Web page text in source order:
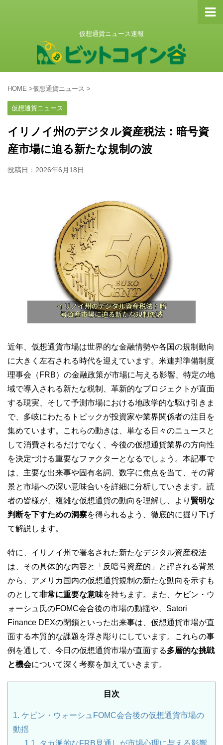
仮想通貨ニュース速報
HOME >仮想通貨ニュース >
仮想通貨ニュース
イリノイ州のデジタル資産税法：暗号資
産市場に迫る新たな規制の波
投稿日： 2026年6月18日
近年、仮想通貨市場は世界的な金融情勢や各国の規制動向
に大きく左右される時代を迎えています。米連邦準備制度
理事会（FRB）の金融政策が市場に与える影響、特定の地
域で導入される新たな税制、革新的なプロジェクトが直面
する現実、そして予測市場における地政学的な駆け引きま
で、多岐にわたるトピックが投資家や業界関係者の注目を
集めています。これらの動きは、単なる日々のニュースと
して消費されるだけでなく、今後の仮想通貨業界の方向性
を決定づける重要なファクターとなるでしょう。本記事で
は、主要な出来事や固有名詞、数字に焦点を当て、その背
景と市場への深い意味合いを詳細に分析していきます。読
者の皆様が、複雑な仮想通貨の動向を理解し、より 賢明な
判断を下すための洞察を得られるよう、徹底的に掘り下げ
て解説します。
特に、イリノイ州で署名された新たなデジタル資産税法
は、その具体的な内容と「反暗号資産的」と評される背景
から、アメリカ国内の仮想通貨規制の新たな動向を示すも
のとして非常に重要な意味を持ちます。また、ケビン・ウ
ォーシュ氏のFOMC会合後の市場の動揺や、Satori
Finance DEXの閉鎖といった出来事は、仮想通貨市場が直
面する本質的な課題を浮き彫りにしています。これらの事
例を通して、今日の仮想通貨市場が直面する多層的な挑戦
と機会について深く考察を加えていきます。
目次
1. ケビン・ウォーシュFOMC会合後の仮想通貨市場の
動揺
1.1. タカ派的なFRB見通しが市場心理に与える影響